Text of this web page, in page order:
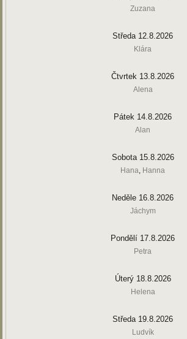
Zuzana
Středa 12.8.2026
Klára
Čtvrtek 13.8.2026
Alena
Pátek 14.8.2026
Alan
Sobota 15.8.2026
Hana, Hanna
Neděle 16.8.2026
Jáchym
Pondělí 17.8.2026
Petra
Úterý 18.8.2026
Helena
Středa 19.8.2026
Ludvík